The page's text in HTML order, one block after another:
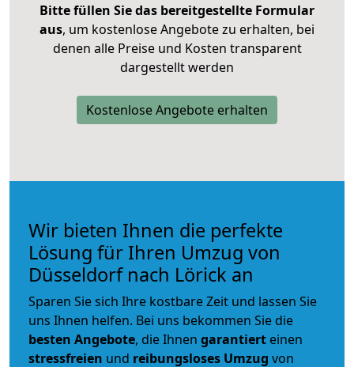
Bitte füllen Sie das bereitgestellte Formular
aus, um kostenlose Angebote zu erhalten, bei
denen alle Preise und Kosten transparent
dargestellt werden
Kostenlose Angebote erhalten
Wir bieten Ihnen die perfekte
Lösung für Ihren Umzug von
Düsseldorf nach Lörick an
Sparen Sie sich Ihre kostbare Zeit und lassen Sie
uns Ihnen helfen. Bei uns bekommen Sie die
besten Angebote, die Ihnen garantiert einen
stressfreien und reibungsloses Umzug von